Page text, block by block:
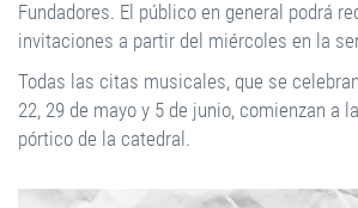
Fundadores. El público en general podrá
invitaciones a partir del miércoles en la
Todas las citas musicales, que se
22, 29 de mayo y 5 de junio, comienzan a
pórtico de la catedral.